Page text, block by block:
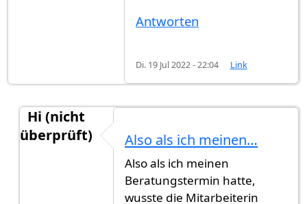
Antworten
Di. 19 Jul 2022 - 22:04 Link
Hi (nicht
überprüft)
Darf man sich für einen…von
Also als ich meinen…
Also als ich meinen
Beratungstermin hatte,
wusste die Mitarbeiterin